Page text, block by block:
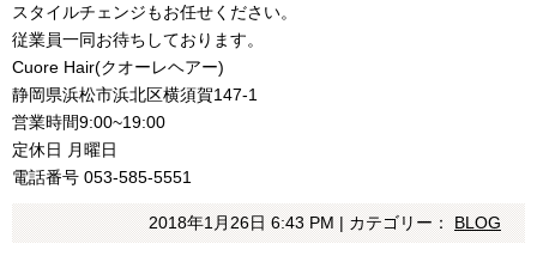
スタイルチェンジもお任せください。
従業員一同お待ちしております。
Cuore Hair(クオーレヘアー)
静岡県浜松市浜北区横須賀147-1
営業時間9:00~19:00
定休日 月曜日
電話番号 053-585-5551
2018年1月26日 6:43 PM | カテゴリー：BLOG